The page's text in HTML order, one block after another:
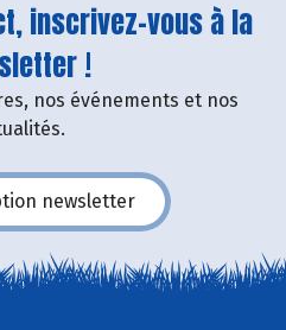
inscrivez-vous à la
!
nos événements et nos
newsletter